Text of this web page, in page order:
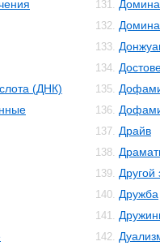
(ДНК)
131.
132.
133.
134.
135.
136.
137. Драйв
138.
139.
140. Дружба
141.
142.